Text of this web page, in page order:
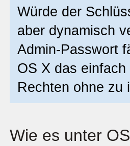
Würde der
aber dynamisch
Admin-Passwort
OS X das
Rechten ohne zu
Wie es unter